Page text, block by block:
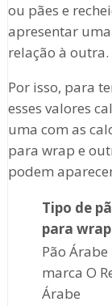
ou pães e
apresentar
relação à outra.
Por isso, para
esses valores
uma com as
para wrap e
podem
Tipo de
para wrap
Pão
marca O
Árabe